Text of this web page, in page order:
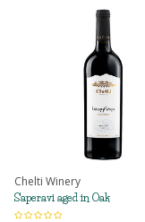
Chelti Winery
Saperavi aged in Oak